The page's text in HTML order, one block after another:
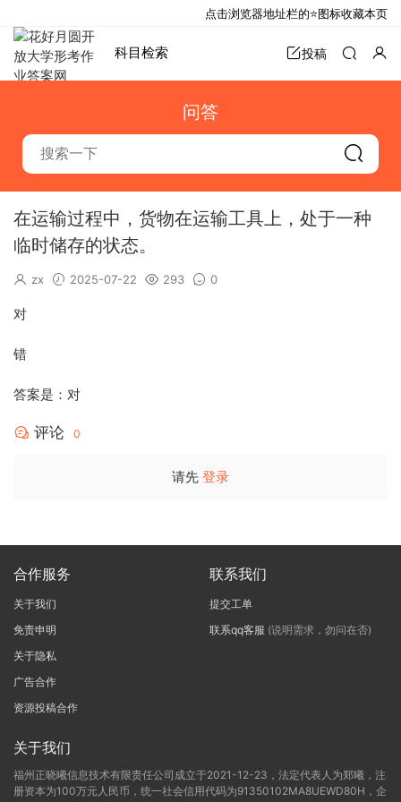
科目检索 投稿
问答
在运输过程中，货物在运输工具上，处于一种
临时储存的状态。
zx 2025-07-22 293 0
对
错
答案是：对
评论 0
请先 登录
合作服务
关于我们
免责申明
关于隐私
广告合作
资源投稿合作
联系我们
提交工单
联系qq客服 (说明需求，勿问在否)
关于我们
福州正晓曦信息技术有限责任公司成立于2021-12-23，法定代表人为郑曦，注
册资本为100万元人民币，统一社会信用代码为91350102MA8UEWD80H，企
点击浏览器地址栏的⭐图标收藏本页